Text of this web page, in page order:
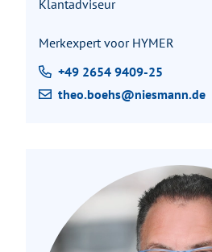
Klantadviseur
Merkexpert voor HYMER
+49 2654 9409-25
theo.boehs@niesmann.de